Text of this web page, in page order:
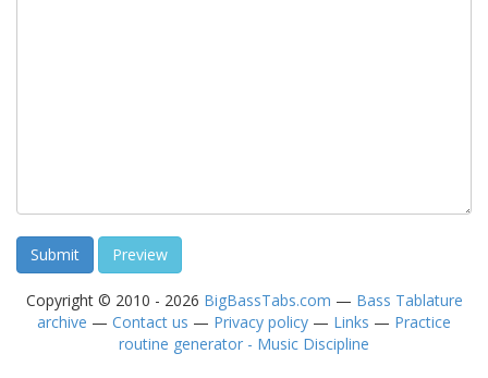
Copyright © 2010 - 2026 BigBassTabs.com — Bass Tablature
archive — Contact us — Privacy policy — Links — Practice
routine generator - Music Discipline